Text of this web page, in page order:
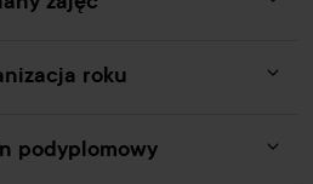
roku
podyplomowy